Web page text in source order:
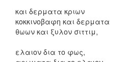
και δερματα κριων
κοκκινοβαφη και δερματα
θωων και ξυλον σιττιμ,
ελαιον δια το φως,